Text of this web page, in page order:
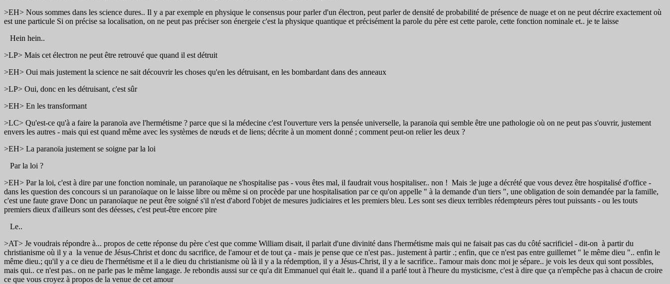
>EH> Nous sommes dans les science dures.. Il y a par exemple en physique le consensus pour parler d'un électron, peut parler de densité de probabilité de présence de nuage et on ne peut décrire exactement où
est une particule Si on précise sa localisation, on ne peut pas préciser son énergeie c'est la physique quantique et précisément la parole du père est cette parole, cette fonction nominale et.. je te laisse
Hein hein..
>LP> Mais cet électron ne peut être retrouvé que quand il est détruit
>EH> Oui mais justement la science ne sait découvrir les choses qu'en les détruisant, en les bombardant dans des anneaux
>LP> Oui, donc en les détruisant, c'est sûr
>EH> En les transformant
>LC> Qu'est-ce qu'à a faire la paranoïa ave l'hermétisme ? parce que si la médecine c'est l'ouverture vers la pensée universelle, la paranoïa qui semble être une pathologie où on ne peut pas s'ouvrir, justement
envers les autres - mais qui est quand même avec les systèmes de nœuds et de liens; décrite à un moment donné ; comment peut-on relier les deux ?
>EH> La paranoïa justement se soigne par la loi
Par la loi ?
>EH> Par la loi, c'est à dire par une fonction nominale, un paranoïaque ne s'hospitalise pas - vous êtes mal, il faudrait vous hospitaliser.. non ! Mais :le juge a décrété que vous devez être hospitalisé d'office -
dans les question des concours si un paranoïaque on le laisse libre ou même si on procède par une hospitalisation par ce qu'on appelle " à la demande d'un tiers ", une obligation de soin demandée par la famille,
c'est une faute grave Donc un paranoïaque ne peut être soigné s'il n'est d'abord l'objet de mesures judiciaires et les premiers bleu. Les sont ses dieux terribles rédempteurs pères tout puissants - ou les touts
premiers dieux d'ailleurs sont des déesses, c'est peut-être encore pire
Le..
>AT> Je voudrais répondre à... propos de cette réponse du père c'est que comme William disait, il parlait d'une divinité dans l'hermétisme mais qui ne faisait pas cas du côté sacrificiel - dit-on à partir du
christianisme où il y a la venue de Jésus-Christ et donc du sacrifice, de l'amour et de tout ça - mais je pense que ce n'est pas.. justement à partir .; enfin, que ce n'est pas entre guillemet " le même dieu ".. enfin le
même dieu.; qu'il y a ce dieu de l'hermétisme et il a le dieu du christianisme où là il y a la rédemption, il y a Jésus-Christ, il y a le sacrifice.. l'amour mais donc moi je sépare.. je vois les deux qui sont possibles,
mais qui.. ce n'est pas.. on ne parle pas le même langage. Je rebondis aussi sur ce qu'a dit Emmanuel qui était le.. quand il a parlé tout à l'heure du mysticisme, c'est à dire que ça n'empêche pas à chacun de croire
ce que vous croyez à propos de la venue de cet amour